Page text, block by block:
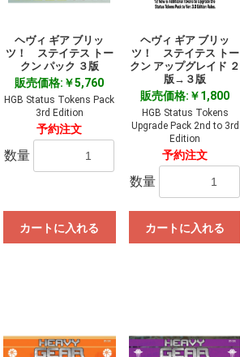
ヘヴィ ギア ブリッ
ツ！ ステイテス トー
クン パック ３版
販売価格:￥5,760
HGB Status Tokens Pack
3rd Edition
予約注文
数量
カートに入れる
ヘヴィ ギア ブリッ
ツ！ ステイテス トー
クン アップグレイド ２
版→３版
販売価格:￥1,800
HGB Status Tokens
Upgrade Pack 2nd to 3rd
Edition
予約注文
数量
カートに入れる